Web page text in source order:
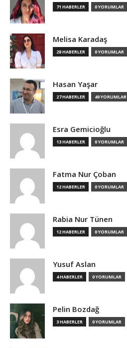
71 HABERLER 0 YORUMLAR
Melisa Karadaş
28 HABERLER 0 YORUMLAR
Hasan Yaşar
27 HABERLER 49 YORUMLAR
Esra Gemicioğlu
13 HABERLER 0 YORUMLAR
Fatma Nur Çoban
12 HABERLER 0 YORUMLAR
Rabia Nur Tünen
12 HABERLER 0 YORUMLAR
Yusuf Aslan
4 HABERLER 0 YORUMLAR
Pelin Bozdağ
3 HABERLER 0 YORUMLAR